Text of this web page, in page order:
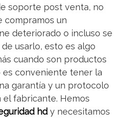
soporte post venta, no
compramos un
deteriorado o incluso se
usarlo, esto es algo
cuando son productos
conveniente tener la
garantía y un protocolo
fabricante. Hemos
hdy necesitamos